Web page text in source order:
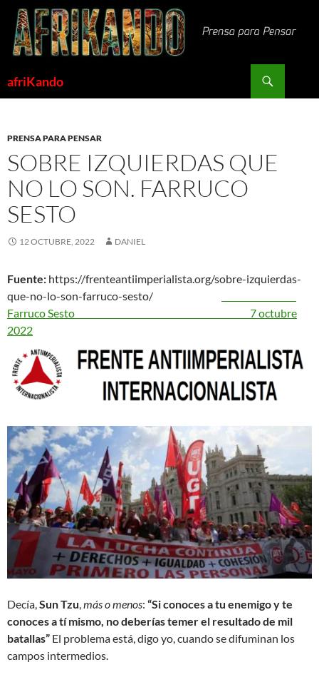
Saltar
contenido
afriKando
PRENSA PARA PENSAR
SOBRE IZQUIERDAS QUE
NO LO SON. FARRUCO
SESTO
12 OCTUBRE, 2022 DANIEL
Fuente: https://frenteantiimperialista.org/sobre-izquierdas-
que-no-lo-son-farruco-sesto/
Farruco Sesto 7 octubre
2022
Decía,Sun Tzu,más o menos: “Si conoces a tu enemigo y te
conoces a tí mismo, no deberías temer el resultado de mil
batallas” El problema está, digo yo, cuando se difuminan los
campos intermedios.